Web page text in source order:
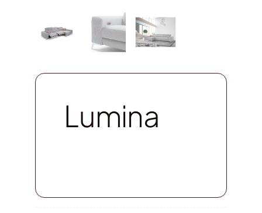
Lumina